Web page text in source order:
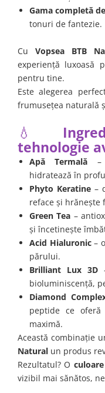
Gama completă
tonuri de fantezie.
CuVopsea BTB
experiență luxoasă
pentru tine.
Este alegerea
frumusețea naturală
💧
tehnologie
Apă Termală –
hidratează în
Phyto Keratine–
reface și hrănește
Green Tea –
și încetinește
Acid Hialuronic–
părului.
Brilliant Lux 3D
bioluminiscență,
Diamond
peptide ce
maximă.
Această combinație
Natural un produs
Rezultatul? O
vizibil mai sănătos,